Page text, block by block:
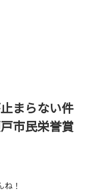
まらない件
市民栄誉賞
！